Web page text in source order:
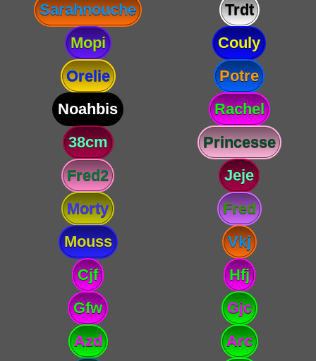
Sarahnouche
Trdt
Mopi
Couly
Orelie
Potre
Noahbis
Rachel
38cm
Princesse
Fred2
Jeje
Morty
Fred
Mouss
Vkj
Cjf
Hfj
Gfw
Gjc
Azd
Arc